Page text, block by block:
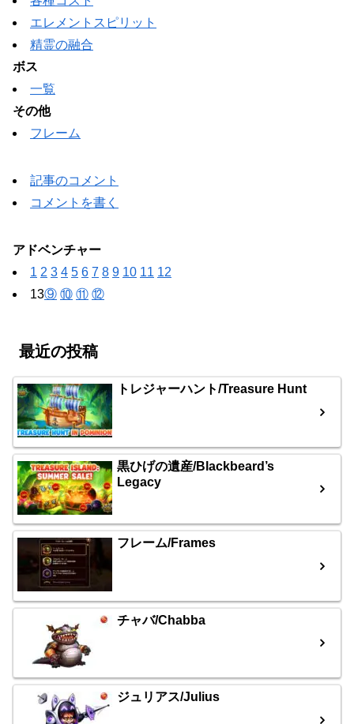
エレメントスピリット
精霊の融合
ボス
一覧
その他
フレーム
記事のコメント
コメントを書く
アドベンチャー
1 2 3 4 5 6 7 8 9 10 11 12
13⑨ ⑩ ⑪ ⑫
最近の投稿
トレジャーハント/Treasure Hunt
黒ひげの遺産/Blackbeard’s
Legacy
フレーム/Frames
チャバ/Chabba
ジュリアス/Julius